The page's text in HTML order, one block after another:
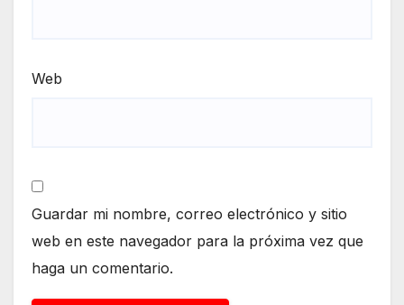
Web
Guardar mi nombre, correo electrónico y sitio
web en este navegador para la próxima vez que
haga un comentario.